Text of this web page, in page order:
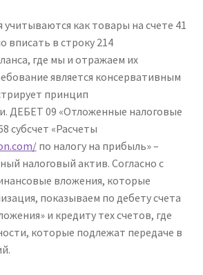
как товары на счете 41
вписать в строку 214
где мы и отражаем их
является консервативным
принцип
ДЕБЕТ 09 «Отложенные налоговые
субсчет «Расчеты
по налогу на прибыль» –
налоговый актив. Согласно с
вложения, которые
показываем по дебету счета
и кредиту тех счетов, где
которые подлежат передаче в